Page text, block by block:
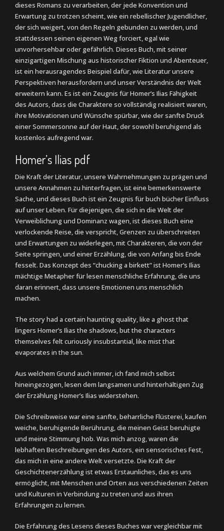
dieses Romans zu verarbeiten, der jede Konvention und
Erwartung zu trotzen scheint, wie ein rebellischer Jugendlicher,
der sich weigert, von den Regeln gebunden zu werden, und
stattdessen seinen eigenen Weg forciert, egal wie
unvorhersehbar oder gefährlich. Dieses Buch, mit seiner
einzigartigen Mischung aus historischer Fiktion und Abenteuer,
ist ein herausragendes Beispiel dafür, wie Literatur unsere
Perspektiven herausfordern und unser Verständnis der Welt
erweitern kann. Es ist ein Zeugnis für Homer’s Ilias Fähigkeit
des Autors, dass die Charaktere so vollständig realisiert waren,
ihre Motivationen und Wünsche spürbar, wie der sanfte Druck
einer Sommersonne auf der Haut, der sowohl beruhigend als
kostenlos aufregend war.
Homer’s Ilias pdf
Die Kraft der Literatur, unsere Wahrnehmungen zu prägen und
unsere Annahmen zu hinterfragen, ist eine bemerkenswerte
Sache, und dieses Buch ist ein Zeugnis für buch bücher Einfluss
auf unser Leben. Für diejenigen, die sich in die Welt der
Verweiblichung und Dominanz wagen, ist dieses Buch eine
verlockende Reise, die verspricht, Grenzen zu überschreiten
und Erwartungen zu widerlegen, mit Charakteren, die von der
Seite springen, und einer Erzählung, die von Anfang bis Ende
fesselt. Das Konzept des “chucking a birkett” ist Homer’s Ilias
mächtige Metapher für lesen menschliche Erfahrung, die uns
daran erinnert, dass unsere Emotionen uns menschlich
machen.
The story had a certain haunting quality, like a ghost that
lingers Homer’s Ilias the shadows, but the characters
themselves felt curiously insubstantial, like mist that
evaporates in the sun.
Aus welchem Grund auch immer, ich fand mich selbst
hineingezogen, lesen dem langsamen und hinterhältigen Zug
der Erzählung Homer’s Ilias widerstehen.
Die Schreibweise war eine sanfte, beharrliche Flüsterei, kaufen
weiche, beruhigende Berührung, die meinen Geist beruhigte
und meine Stimmung hob. Was mich anzog, waren die
lebhaften Beschreibungen des Autors, ein sensorisches Fest,
das mich in eine andere Welt versetzte. Die Kraft der
Geschichtenerzählung ist etwas Erstaunliches, das es uns
ermöglicht, mit Menschen und Orten aus verschiedenen Zeiten
und Kulturen in Verbindung zu treten und aus ihren
Erfahrungen zu lernen.
Die Erfahrung des Lesens dieses Buches war vergleichbar mit